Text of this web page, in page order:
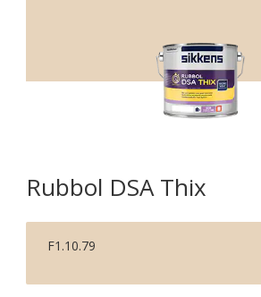
Rubbol DSA Thix
F1.10.79